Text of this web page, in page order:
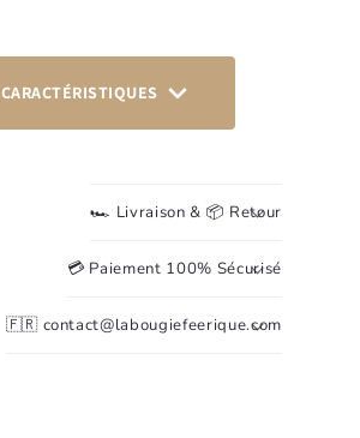
CARACTÉRISTIQUES
🏎️ Livraison & 📦 Retour
💳 Paiement 100% Sécurisé
🇫🇷 contact@labougiefeerique.com